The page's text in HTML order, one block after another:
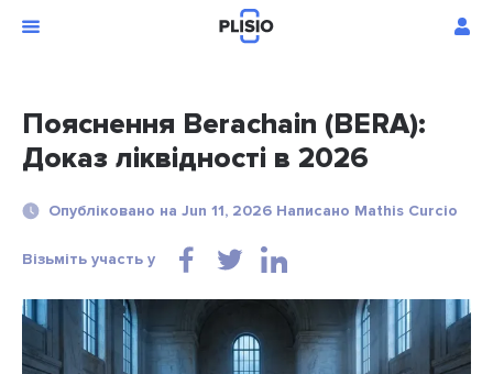
Пояснення Berachain (BERA):
Доказ ліквідності в 2026
Опубліковано на Jun 11, 2026 Написано Mathis Curcio
Візьміть участь у